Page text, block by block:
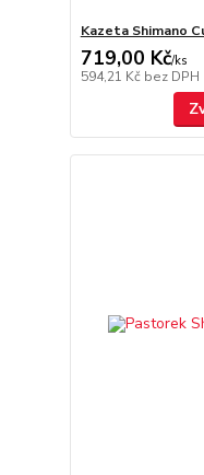
Kazeta Shimano
719,00 Kč/ks
594,21 Kč bez DPH